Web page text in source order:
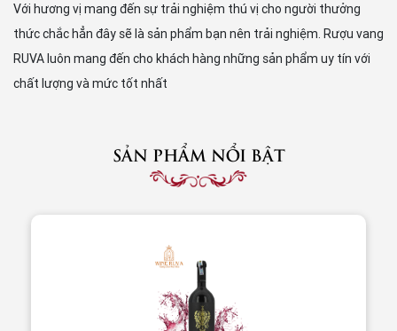
Với hương vị mang đến sự trải nghiệm thú vị cho người thưởng
thức chắc hẳn đây sẽ là sản phẩm bạn nên trải nghiệm. Rượu vang
RUVA luôn mang đến cho khách hàng những sản phẩm uy tín với
chất lượng và mức tốt nhất
SẢN PHẨM NỔI BẬT